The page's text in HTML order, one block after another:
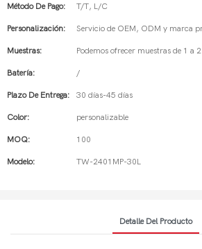
Método De Pago: T/T, L/C
Personalización: Servicio de OEM, ODM y marca
Muestras: Podemos ofrecer muestras de 1 a
Batería: /
Plazo De Entrega: 30 días-45 días
Color: personalizable
MOQ: 100
Modelo: TW-2401MP-30L
Detalle Del Producto